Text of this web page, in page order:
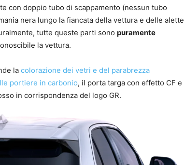
con doppio tubo di scappamento (nessun tubo
nera lungo la fiancata della vettura e delle alette
tutte queste parti sono puramente
la vettura.
la colorazione dei vetri e del parabrezza
portiere in carbonio, il porta targa con effetto CF e
in corrispondenza del logo GR.